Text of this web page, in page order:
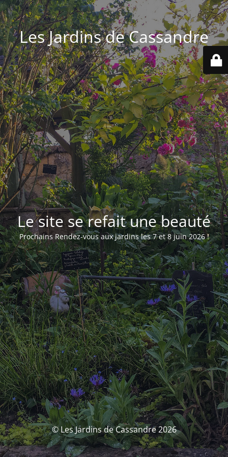
Les Jardins de Cassandre
Le site se refait une beauté
Prochains Rendez-vous aux jardins les 7 et 8 juin 2026 !
© Les Jardins de Cassandre 2026